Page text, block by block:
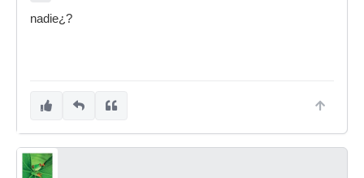
nadie¿?